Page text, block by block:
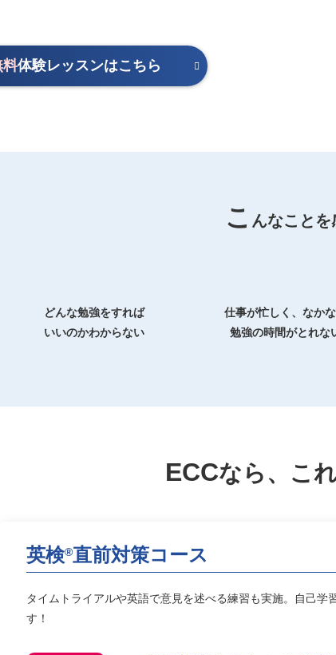
料体験レッスンはこちら
こ んなこと
どんな勉強をすれば
いいのかわからない
仕事が忙しく、なか
勉強の時間がとれな
ECCなら、こ
英検®直前対策コース
タイムトライアルや英語で意見を述べる練習も実施。自己学
す！